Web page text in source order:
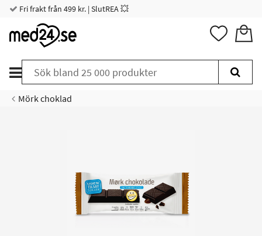
Fri frakt från 499 kr. | SlutREA 💥
Mörk choklad